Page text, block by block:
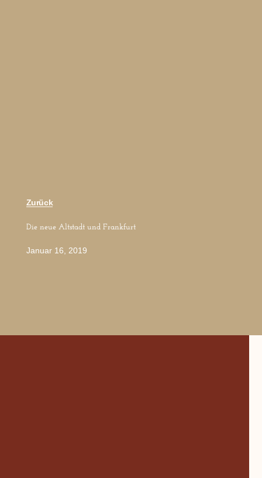
Zurück
Die neue Altstadt und Frankfurt
Januar 16, 2019